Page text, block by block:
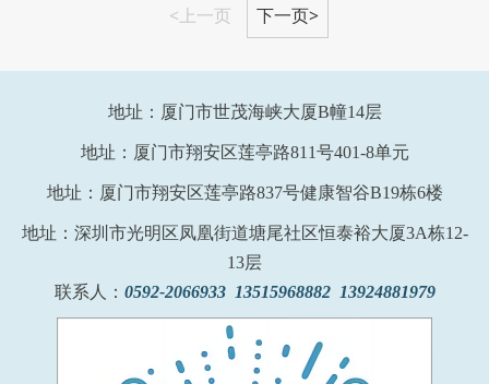
<上一页 下一页>
地址：厦门市世茂海峡大厦B幢14层
地址：厦门市翔安区莲亭路811号401-8单元
地址：厦门市翔安区莲亭路837号健康智谷B19栋6楼
地址：深圳市光明区凤凰街道塘尾社区恒泰裕大厦3A栋12-
13层
联系人： 0592-2066933 13515968882 13924881979